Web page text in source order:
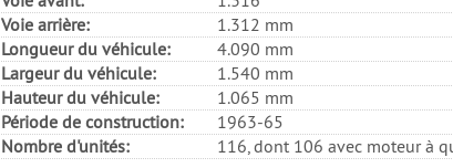
Voie arrière:
1.312 mm
Longueur du véhicule:
4.090 mm
Largeur du véhicule:
1.540 mm
Hauteur du véhicule:
1.065 mm
Période de construction:
1963-65
Nombre d'unités:
116, dont 106 avec moteur à